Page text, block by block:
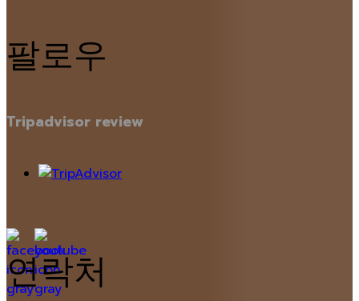
팔로우
Tripadvisor review
연락처